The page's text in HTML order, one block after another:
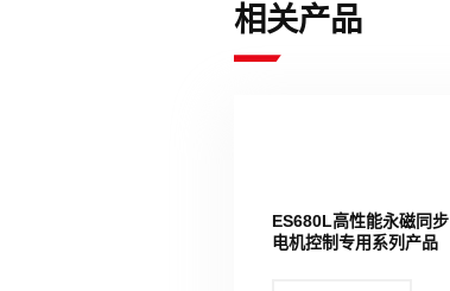
相关产品
ES680L高性能永磁同步
电机控制专用系列产品